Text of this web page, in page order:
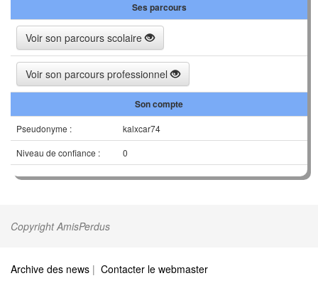
Ses parcours
Voir son parcours scolaire
Voir son parcours professionnel
Son compte
Pseudonyme :
kalxcar74
Niveau de confiance :
0
Copyright AmisPerdus
Archive des news | Contacter le webmaster